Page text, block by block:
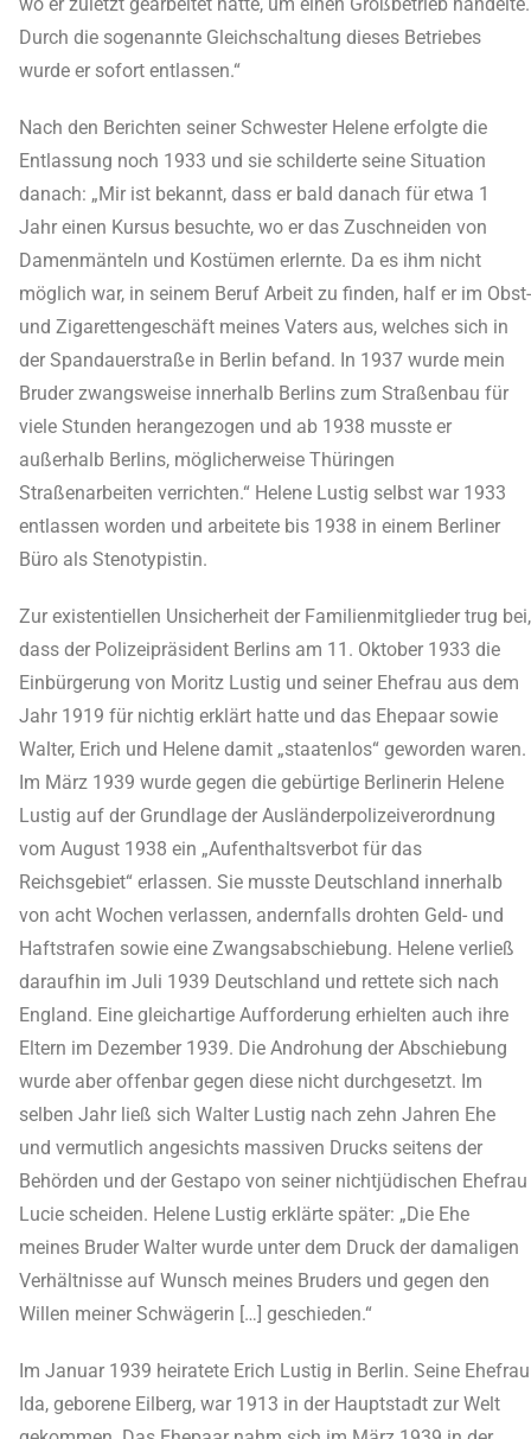
Durch die sogenannte Gleichschaltung dieses Betriebes
wurde er sofort entlassen.“
Nach den Berichten seiner Schwester Helene erfolgte die
Entlassung noch 1933 und sie schilderte seine Situation
danach: „Mir ist bekannt, dass er bald danach für etwa 1
Jahr einen Kursus besuchte, wo er das Zuschneiden von
Damenmänteln und Kostümen erlernte. Da es ihm nicht
möglich war, in seinem Beruf Arbeit zu finden, half er im Obst-
und Zigarettengeschäft meines Vaters aus, welches sich in
der Spandauerstraße in Berlin befand. In 1937 wurde mein
Bruder zwangsweise innerhalb Berlins zum Straßenbau für
viele Stunden herangezogen und ab 1938 musste er
außerhalb Berlins, möglicherweise Thüringen
Straßenarbeiten verrichten.“ Helene Lustig selbst war 1933
entlassen worden und arbeitete bis 1938 in einem Berliner
Büro als Stenotypistin.
Zur existentiellen Unsicherheit der Familienmitglieder trug bei,
dass der Polizeipräsident Berlins am 11. Oktober 1933 die
Einbürgerung von Moritz Lustig und seiner Ehefrau aus dem
Jahr 1919 für nichtig erklärt hatte und das Ehepaar sowie
Walter, Erich und Helene damit „staatenlos“ geworden waren.
Im März 1939 wurde gegen die gebürtige Berlinerin Helene
Lustig auf der Grundlage der Ausländerpolizeiverordnung
vom August 1938 ein „Aufenthaltsverbot für das
Reichsgebiet“ erlassen. Sie musste Deutschland innerhalb
von acht Wochen verlassen, andernfalls drohten Geld- und
Haftstrafen sowie eine Zwangsabschiebung. Helene verließ
daraufhin im Juli 1939 Deutschland und rettete sich nach
England. Eine gleichartige Aufforderung erhielten auch ihre
Eltern im Dezember 1939. Die Androhung der Abschiebung
wurde aber offenbar gegen diese nicht durchgesetzt. Im
selben Jahr ließ sich Walter Lustig nach zehn Jahren Ehe
und vermutlich angesichts massiven Drucks seitens der
Behörden und der Gestapo von seiner nichtjüdischen Ehefrau
Lucie scheiden. Helene Lustig erklärte später: „Die Ehe
meines Bruder Walter wurde unter dem Druck der damaligen
Verhältnisse auf Wunsch meines Bruders und gegen den
Willen meiner Schwägerin […] geschieden.“
Im Januar 1939 heiratete Erich Lustig in Berlin. Seine Ehefrau
Ida, geborene Eilberg, war 1913 in der Hauptstadt zur Welt